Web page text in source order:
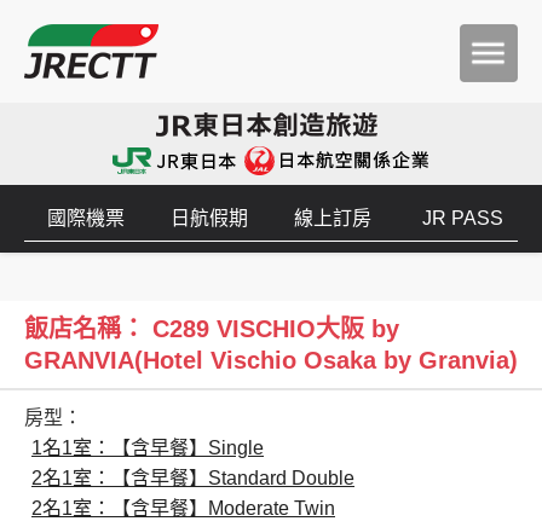
國際機票 日航假期 線上訂房 JR PASS
飯店名稱： C289 VISCHIO大阪 by
GRANVIA(Hotel Vischio Osaka by Granvia)
房型：
1名1室：【含早餐】Single
2名1室：【含早餐】Standard Double
2名1室：【含早餐】Moderate Twin